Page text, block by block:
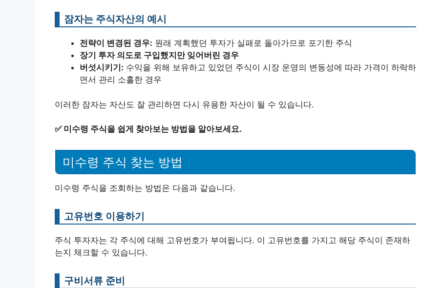
잠자는 주식자산의 예시
전략이 변경된 경우: 원래 계획했던 투자가 실패로 돌아가므로 포기한 주식
장기 투자 의도로 구입했지만 잊어버린 경우
버섯시키기: 수익을 위해 보유하고 있었던 주식이 시장 운영의 변동성에 따라 가격이 하락하
면서 관리 소홀한 경우
이러한 잠자는 자산도 잘 관리하면 다시 유용한 자산이 될 수 있습니다.
✅ 미수령 주식을 쉽게 찾아보는 방법을 알아보세요.
미수령 주식 찾는 방법
미수령 주식을 조회하는 방법은 다음과 같습니다.
고유번호 이용하기
주식 투자자는 각 주식에 대해 고유번호가 부여됩니다. 이 고유번호를 가지고 해당 주식이 존재하
는지 체크할 수 있습니다.
구비서류 준비